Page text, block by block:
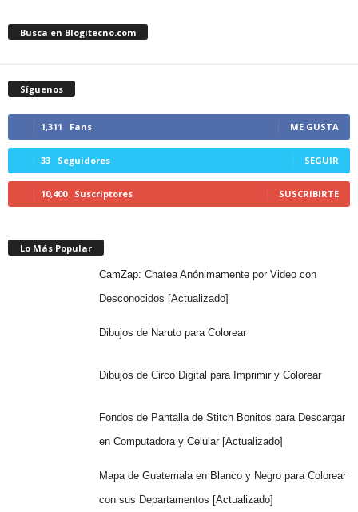
Busca en Blogitecno.com
Síguenos
1,311 Fans ME GUSTA
33 Seguidores SEGUIR
10,400 Suscriptores SUSCRIBIRTE
Lo Más Popular
CamZap: Chatea Anónimamente por Video con
Desconocidos [Actualizado]
Dibujos de Naruto para Colorear
Dibujos de Circo Digital para Imprimir y Colorear
Fondos de Pantalla de Stitch Bonitos para Descargar
en Computadora y Celular [Actualizado]
Mapa de Guatemala en Blanco y Negro para Colorear
con sus Departamentos [Actualizado]